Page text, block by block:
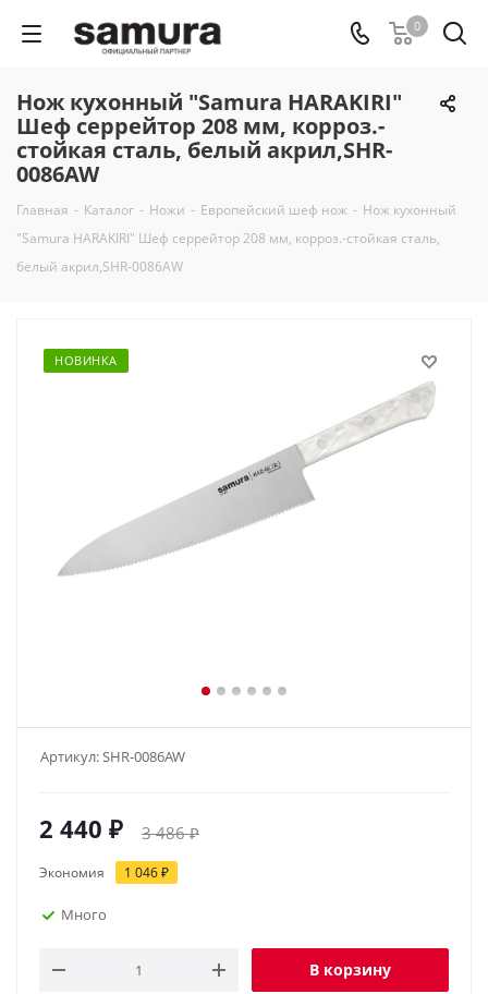
0
Нож кухонный "Samura HARAKIRI"
Шеф серрейтор 208 мм, корроз.-
стойкая сталь, белый акрил,SHR-
0086AW
Главная - Каталог - Ножи - Европейский шеф нож - Нож кухонный
"Samura HARAKIRI" Шеф серрейтор 208 мм, корроз.-стойкая сталь,
белый акрил,SHR-0086AW
НОВИНКА
Артикул:SHR-0086AW
2 440 ₽ 3 486₽
Экономия 1 046₽
Много
В корзину